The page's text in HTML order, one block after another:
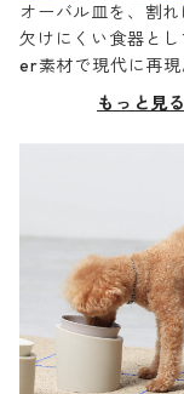
オーバル皿を、割れ
欠けにくい食器と
er素材で現代に再現
もっと見る